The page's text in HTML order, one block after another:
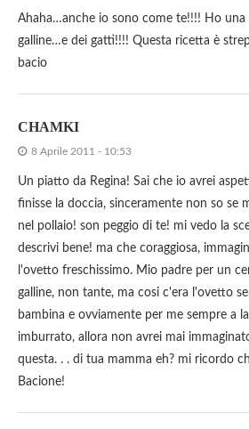
Ahaha…anche io sono come te!!!! Ho una
galline…e dei gatti!!!! Questa ricetta è
bacio
CHAMKI
8 Aprile 2011 - 10:53
Un piatto da Regina! Sai che io avrei
finisse la doccia, sinceramente non so se
nel pollaio! son peggio di te! mi vedo la
descrivi bene! ma che coraggiosa,
l'ovetto freschissimo. Mio padre per un
galline, non tante, ma cosi c'era l'ovetto
bambina e ovviamente per me sempre a
imburrato, allora non avrei mai
questa. . . di tua mamma eh? mi ricordo
Bacione!